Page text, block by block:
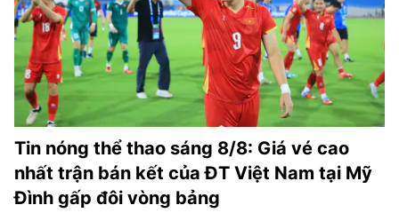
Tin nóng thể thao sáng 8/8: Giá vé cao
nhất trận bán kết của ĐT Việt Nam tại Mỹ
Đình gấp đôi vòng bảng